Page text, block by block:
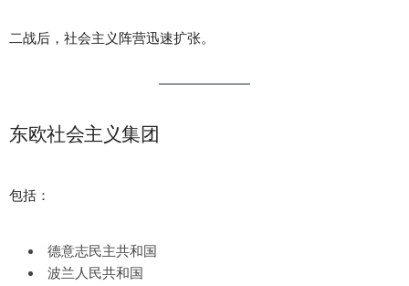
二战后，社会主义阵营迅速扩张。
东欧社会主义集团
包括：
德意志民主共和国
波兰人民共和国